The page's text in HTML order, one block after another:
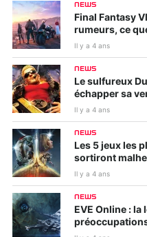
NEWS
Final Fantasy
rumeurs, ce
Il y a 4 ans
NEWS
Le sulfureux
échapper sa
Il y a 4 ans
NEWS
Les 5 jeux les
sortiront
Il y a 4 ans
NEWS
EVE Online :